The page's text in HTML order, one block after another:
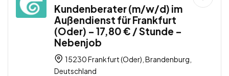
Kundenberater (m/w/d) im
Außendienst für Frankfurt
(Oder) – 17,80 € / Stunde –
Nebenjob
15230 Frankfurt (Oder), Brandenburg,
Deutschland